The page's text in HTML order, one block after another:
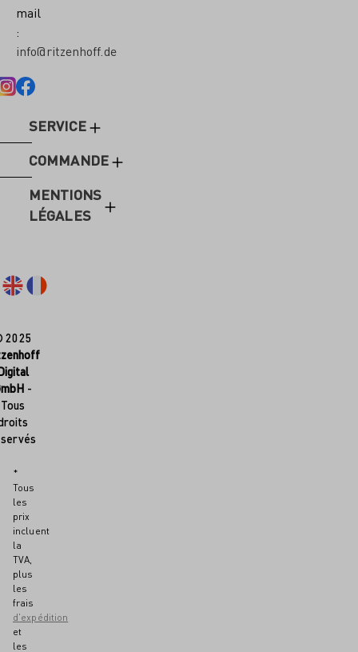
mail
:
info@ritzenhoff.de
SERVICE
COMMANDE
MENTIONS
LÉGALES
2025
-
Tous
*
Tous
les
prix
incluent
la
TVA,
plus
les
frais
d'expédition
et
les